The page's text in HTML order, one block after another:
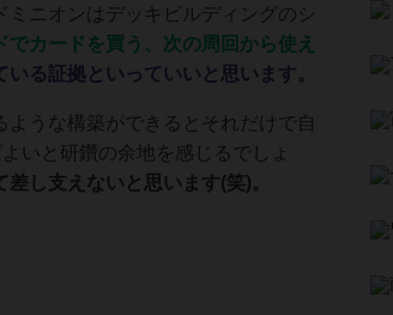
ドミニオンはデッキビルディングのシ
でカードを買う、次の周回から使え
る証拠といっていいと思います。
うな構築ができるとそれだけで自
いと研鑽の余地を感じるでしょ
し支えないと思います(笑)。